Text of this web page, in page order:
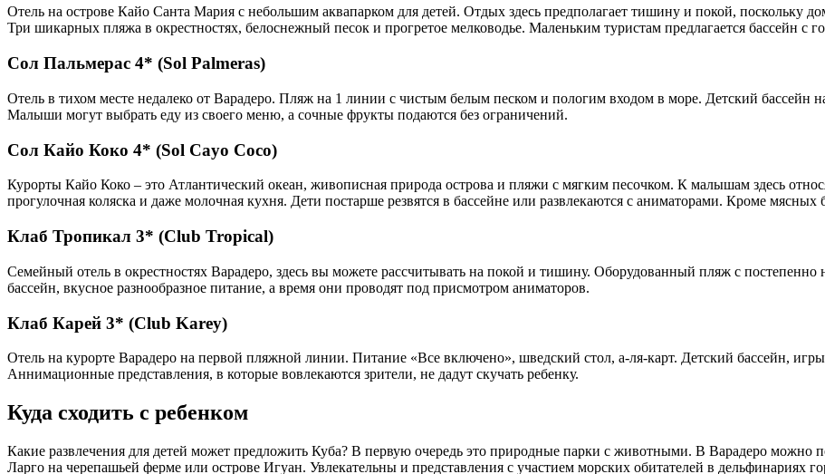
Отель на острове Кайо Санта Мария с небольшим аквапарком для детей. Отдых здесь предполагает тишину и покой, поскольку
Три шикарных пляжа в окрестностях, белоснежный песок и прогретое мелководье. Маленьким туристам предлагается бассейн с
Сол Пальмерас 4* (Sol Palmeras)
Отель в тихом месте недалеко от Варадеро. Пляж на 1 линии с чистым белым песком и пологим входом в море. Детский бассейн
Малыши могут выбрать еду из своего меню, а сочные фрукты подаются без ограничений.
Сол Кайо Коко 4* (Sol Cayo Coco)
Курорты Кайо Коко – это Атлантический океан, живописная природа острова и пляжи с мягким песочком. К малышам здесь
прогулочная коляска и даже молочная кухня. Дети постарше резвятся в бассейне или развлекаются с аниматорами. Кроме
Клаб Тропикал 3* (Club Tropical)
Семейный отель в окрестностях Варадеро, здесь вы можете рассчитывать на покой и тишину. Оборудованный пляж с
бассейн, вкусное разнообразное питание, а время они проводят под присмотром аниматоров.
Клаб Карей 3* (Club Karey)
Отель на курорте Варадеро на первой пляжной линии. Питание «Все включено», шведский стол, а-ля-карт. Детский бассейн,
Аннимационные представления, в которые вовлекаются зрители, не дадут скучать ребенку.
Куда сходить с ребенком
Какие развлечения для детей может предложить Куба? В первую очередь это природные парки с животными. В Варадеро можно
Ларго на черепашьей ферме или острове Игуан. Увлекательны и представления с участием морских обитателей в дельфинариях